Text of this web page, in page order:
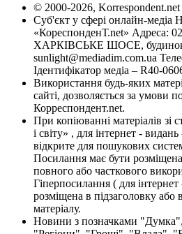
© 2000-2026, Korrespondent.net
Суб'єкт у сфері онлайн-медіа
«КореспонденТ.net» Адреса:
ХАРКІВСЬКЕ ШОСЕ, будинок
sunlight@mediadim.com.ua
Ідентифікатор медіа – R40-
Використання будь-яких
сайті, дозволяється за умови
Корреспондент.net.
При копіюванні матеріалів зі
і світу» , для інтернет -
відкрите для пошукових
Посилання має бути
повного або часткового
Гіперпосилання ( для
розміщена в підзаголовку або
матеріалу.
Новини з позначками